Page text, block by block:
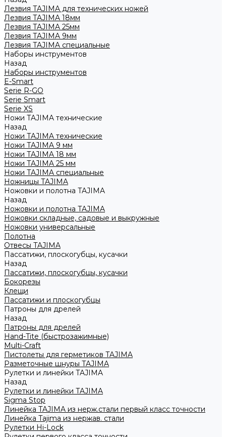
Лезвия TAJIMA для технических ножей
Лезвия TAJIMA 18мм
Лезвия TAJIMA 25мм
Лезвия TAJIMA 9мм
Лезвия TAJIMA специальные
Наборы инструментов
Назад
Наборы инструментов
E-Smart
Serie R-GO
Serie Smart
Serie XS
Ножи TAJIMA технические
Назад
Ножи TAJIMA технические
Ножи TAJIMA 9 мм
Ножи TAJIMA 18 мм
Ножи TAJIMA 25 мм
Ножи TAJIMA специальные
Ножницы TAJIMA
Ножовки и полотна TAJIMA
Назад
Ножовки и полотна TAJIMA
Ножовки складные, садовые и выкружные
Ножовки универсальные
Полотна
Отвесы TAJIMA
Пассатижи, плоскогубцы, кусачки
Назад
Пассатижи, плоскогубцы, кусачки
Бокорезы
Клещи
Пассатижи и плоскогубцы
Патроны для дрелей
Назад
Патроны для дрелей
Hand-Tite (быстрозажимные)
Multi-Craft
Пистолеты для герметиков TAJIMA
Разметочные шнуры TAJIMA
Рулетки и линейки TAJIMA
Назад
Рулетки и линейки TAJIMA
Sigma Stop
Линейка TAJIMA из нерж.стали первый класс точности
Линейка Tajima из нержав. стали
Рулетки Hi-Lock